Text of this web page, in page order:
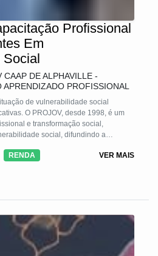
Profissional
Em
Social
DE ALPHAVILLE -
PROFISSIONAL
de vulnerabilidade social
O PROJOV, desde 1998, é um
e transformação social,
social, difundindo a
RENDA VER MAIS